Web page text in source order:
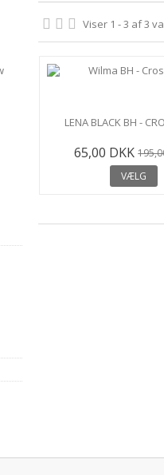
Viser 1 - 3 af 3
LENA BLACK BH -
65,00 DKK
VÆLG